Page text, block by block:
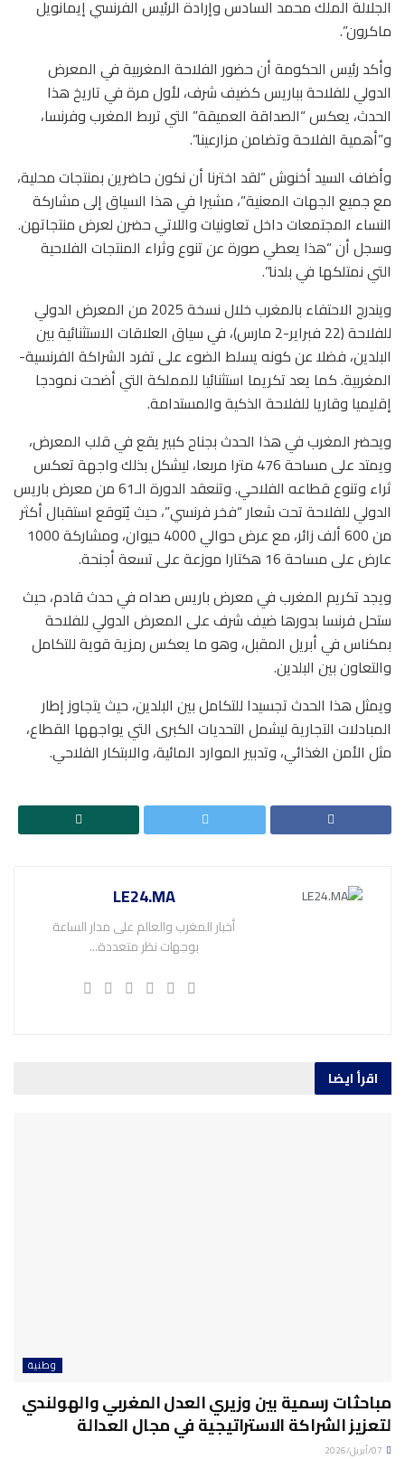
الجلالة الملك محمد السادس وإرادة الرئيس الفرنسي إيمانويل
ماكرون”.
وأكد رئيس الحكومة أن حضور الفلاحة المغربية في المعرض
الدولي للفلاحة بباريس كضيف شرف، لأول مرة في تاريخ هذا
الحدث، يعكس “الصداقة العميقة” التي تربط المغرب وفرنسا،
و”أهمية الفلاحة وتضامن مزارعينا”.
وأضاف السيد أخنوش “لقد اخترنا أن نكون حاضرين بمنتجات محلية،
مع جميع الجهات المعنية”، مشيرا في هذا السياق إلى مشاركة
النساء المجتمعات داخل تعاونيات واللاتي حضرن لعرض منتجاتهن.
وسجل أن “هذا يعطي صورة عن تنوع وثراء المنتجات الفلاحية
التي نمتلكها في بلدنا”.
ويندرج الاحتفاء بالمغرب خلال نسخة 2025 من المعرض الدولي
للفلاحة (22 فبراير-2 مارس)، في سياق العلاقات الاستثنائية بين
البلدين، فضلا عن كونه يسلط الضوء على تفرد الشراكة الفرنسية-
المغربية. كما يعد تكريما استثنائيا للمملكة التي أضحت نمودجا
إقليميا وقاريا للفلاحة الذكية والمستدامة.
ويحضر المغرب في هذا الحدث بجناح كبير يقع في قلب المعرض،
ويمتد على مساحة 476 مترا مربعا، ليشكل بذلك واجهة تعكس
ثراء وتنوع قطاعه الفلاحي. وتنعقد الدورة الـ61 من معرض باريس
الدولي للفلاحة تحت شعار “فخر فرنسي”، حيث يُتوقع استقبال أكثر
من 600 ألف زائر، مع عرض حوالي 4000 حيوان، ومشاركة 1000
عارض على مساحة 16 هكتارا موزعة على تسعة أجنحة.
ويجد تكريم المغرب في معرض باريس صداه في حدث قادم، حيث
ستحل فرنسا بدورها ضيف شرف على المعرض الدولي للفلاحة
بمكناس في أبريل المقبل، وهو ما يعكس رمزية قوية للتكامل
والتعاون بين البلدين.
ويمثل هذا الحدث تجسيدا للتكامل بين البلدين، حيث يتجاوز إطار
المبادلات التجارية ليشمل التحديات الكبرى التي يواجهها القطاع،
مثل الأمن الغذائي، وتدبير الموارد المائية، والابتكار الفلاحي.
LE24.MA
أخبار المغرب والعالم على مدار الساعة
بوجهات نظر متعددة...
اقرأ ايضا
وطنية
مباحثات رسمية بين وزيري العدل المغربي والهولندي
لتعزيز الشراكة الاستراتيجية في مجال العدالة